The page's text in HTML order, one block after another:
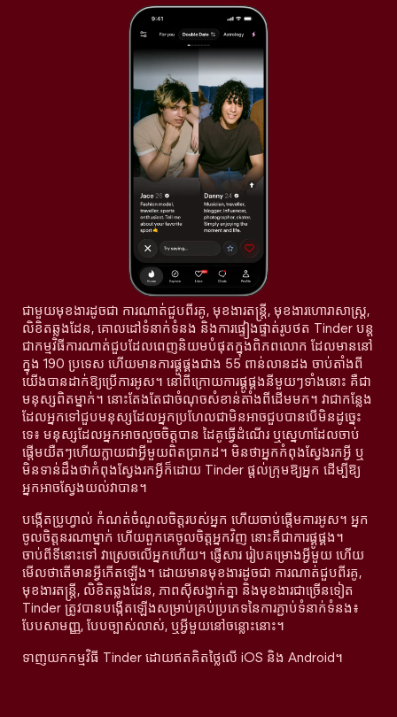
ជាមួយមុខងារដូចជា ការណាត់ជួបពីរគូ, មុខងារតន្រ្តី, មុខងារហោរាសាស្ត្រ,
លិខិតឆ្លងដែន, គោលដៅទំនាក់ទំនង និងការផ្ទៀងផ្ទាត់រូបថត Tinder បន្ត
ជាកម្មវិធីការណាត់ជួបដែលពេញនិយមបំផុតក្នុងពិភពលោក ដែលមាននៅ
ក្នុង 190 ប្រទេស ហើយមានការផ្គូផ្គងជាង 55 ពាន់លានដង ចាប់តាំងពី
យើងបានដាក់ឱ្យប្រើការអូស។ នៅពីក្រោយការផ្គូផ្គងនីមួយៗទាំងនោះ គឺជា
មនុស្សពិតម្នាក់។ នោះតែងតែជាចំណុចសំខាន់តាំងពីដើមមក។ វាជាកន្លែង
ដែលអ្នកទៅជួបមនុស្សដែលអ្នកប្រហែលជាមិនអាចជួបបានបើមិនដូច្នេះ
ទេ៖ មនុស្សដែលអ្នកអាចលួចចិត្តបាន ដៃគូធ្វើដំណើរ ឬស្នេហាដែលចាប់
ផ្តើមយឺតៗហើយក្លាយជាអ្វីមួយពិតប្រាកដ។ មិនថាអ្នកកំពុងស្វែងរកអ្វី ឬ
មិនទាន់ដឹងថាកំពុងស្វែងរកអ្វីក៏ដោយ Tinder ផ្តល់ក្រុមឱ្យអ្នក ដើម្បីឱ្យ
អ្នកអាចស្វែងយល់វាបាន។
បង្កើតប្រូហ្វាល់ កំណត់ចំណូលចិត្តរបស់អ្នក ហើយចាប់ផ្តើមការអូស។ អ្នក
ចូលចិត្តនរណាម្នាក់ ហើយពួកគេចូលចិត្តអ្នកវិញ នោះគឺជាការផ្គូផ្គង។
ចាប់ពីទីនោះទៅ វាស្រេចលើអ្នកហើយ។ ផ្ញើសារ រៀបគម្រោងអ្វីមួយ ហើយ
មើលថាតើមានអ្វីកើតឡើង។ ដោយមានមុខងារដូចជា ការណាត់ជួបពីរគូ,
មុខងារតន្រ្តី, លិខិតឆ្លងដែន, ភាពស៊ីសង្វាក់គ្នា និងមុខងារជាច្រើនទៀត
Tinder ត្រូវបានបង្កើតឡើងសម្រាប់គ្រប់ប្រភេទនៃការភ្ជាប់ទំនាក់ទំនង៖
បែបសាមញ្ញ, បែបច្បាស់លាស់, ឬអ្វីមួយនៅចន្លោះនោះ។
ទាញយកកម្មវិធី Tinder ដោយឥតគិតថ្លៃលើ iOS និង Android។